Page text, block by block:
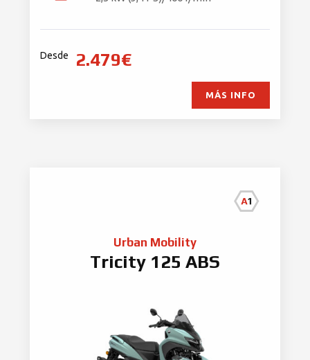
Desde 2.479€
MÁS INFO
Urban Mobility
Tricity 125 ABS